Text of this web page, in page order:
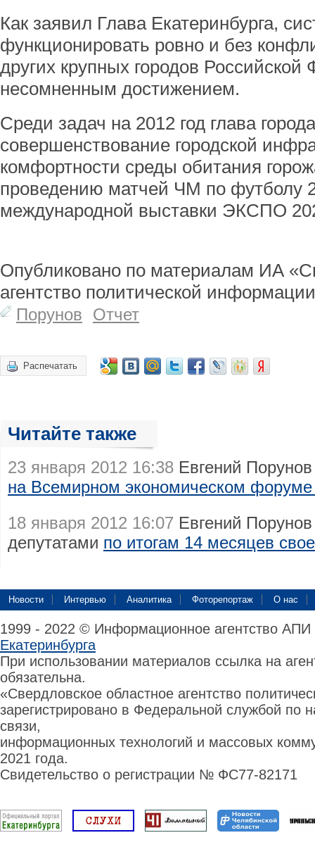
Как заявил Глава Екатеринбурга,
функционировать ровно и без
других крупных городов
несомненным достижением.
Среди задач на 2012 год глава
совершенствование городской
комфортности среды обитания
проведению матчей ЧМ по футболу
международной выставки ЭКСПО
Опубликовано по материалам ИА
агентство политической
Порунов Отчет
Распечатать
Читайте также
23 января 2012 16:38 Евгений
на Всемирном экономическом
18 января 2012 16:07 Евгений
депутатами по итогам 14 месяцев
Новости Интервью Аналитика Фоторепортаж О нас
1999 - 2022 © Информационное агентство
Екатеринбурга
При использовании материалов ссылка на
обязательна.
«Свердловское областное агентство
зарегистрировано в Федеральной службой по
связи,
информационных технологий и массовых
2021 года.
Свидетельство о регистрации № ФС77-82171